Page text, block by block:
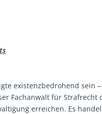
existenzbedrohend sein
Fachanwalt für Strafrecht
erreichen. Es